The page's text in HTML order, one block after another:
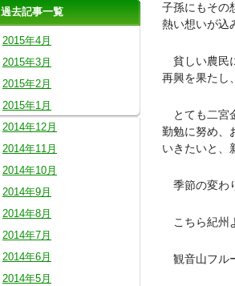
子孫にもその
熱い想いが込
貧しい農民
再興を果たし
とても二宮
勤勉に努め、
いきたいと、
季節の変わ
こちら紀州
観音山フル
過去記事一覧
2015年4月
2015年3月
2015年2月
2015年1月
2014年12月
2014年11月
2014年10月
2014年9月
2014年8月
2014年7月
2014年6月
2014年5月